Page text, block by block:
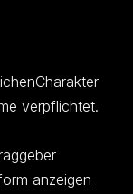
verpflichtet.
anzeigen